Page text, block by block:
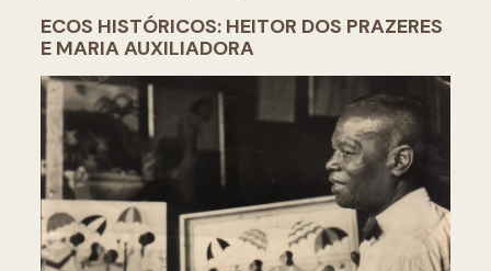
ECOS HISTÓRICOS: HEITOR DOS PRAZERES
E MARIA AUXILIADORA